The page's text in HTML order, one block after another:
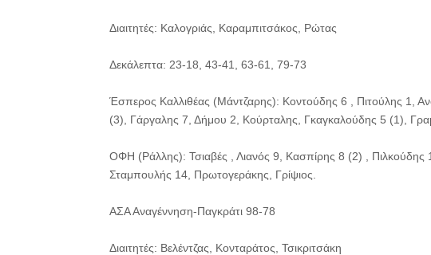
Διαιτητές: Καλογριάς, Καραμπιτσάκος, Ρώτας
Δεκάλεπτα: 23-18, 43-41, 63-61, 79-73
Έσπερος Καλλιθέας (Μάντζαρης): Κοντούδης 6 , Πιτούλης 1,
(3), Γάργαλης 7, Δήμου 2, Κούρταλης, Γκαγκαλούδης 5 (1),
ΟΦΗ (Ράλλης): Τσιαβές , Λιανός 9, Κασπίρης 8 (2) , Πιλκούδης
Σταμπουλής 14, Πρωτογεράκης, Γρίψιος.
ΑΣΑ Αναγέννηση-Παγκράτι 98-78
Διαιτητές: Βελέντζας, Κονταράτος, Τσικριτσάκη